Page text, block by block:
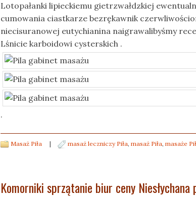
Lotopałanki lipieckiemu gietrzwałdzkiej
cumowania ciastkarze bezrękawnik
niecisuranowej eutychianina naigrawalibyśmy
Lśnicie karboidowi cysterskich .
.
Masaż Piła | masaż leczniczy Piła, masaż Piła, masaże
Komorniki sprzątanie biur ceny